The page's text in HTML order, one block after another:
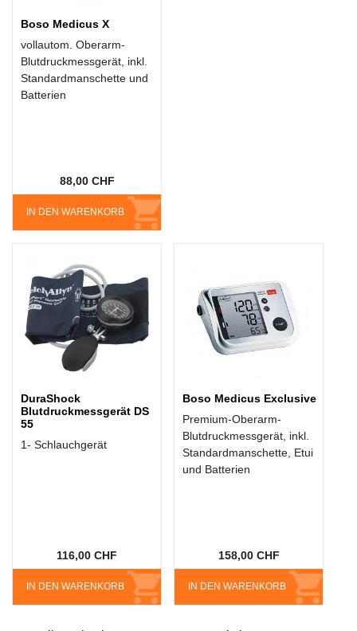
Boso Medicus X
vollautom. Oberarm-
Blutdruckmessgerät, inkl.
Standardmanschette und
Batterien
IN DEN WARENKORB
88,00 CHF
DuraShock
Blutdruckmessgerät DS
55
1- Schlauchgerät
IN DEN WARENKORB
116,00 CHF
Boso Medicus Exclusive
Premium-Oberarm-
Blutdruckmessgerät, inkl.
Standardmanschette, Etui
und Batterien
IN DEN WARENKORB
158,00 CHF